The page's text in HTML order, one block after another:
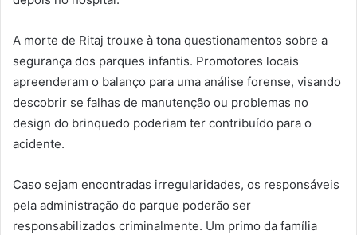
A morte de Ritaj trouxe à tona questionamentos sobre a
segurança dos parques infantis. Promotores locais
apreenderam o balanço para uma análise forense, visando
descobrir se falhas de manutenção ou problemas no
design do brinquedo poderiam ter contribuído para o
acidente.
Caso sejam encontradas irregularidades, os responsáveis
pela administração do parque poderão ser
responsabilizados criminalmente. Um primo da família